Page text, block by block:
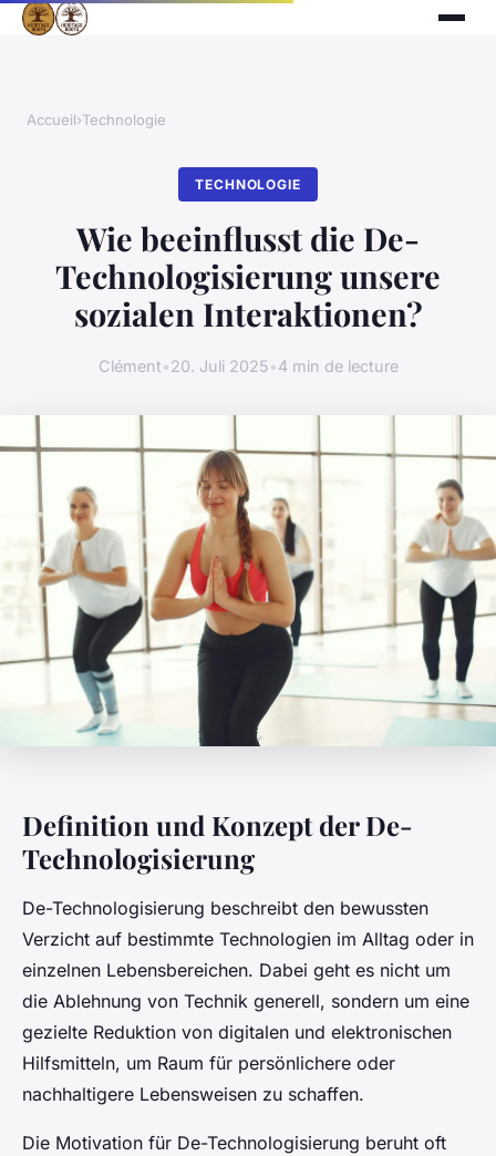
Accueil›Technologie
TECHNOLOGIE
Wie beeinflusst die De-
Technologisierung unsere
sozialen Interaktionen?
Clément•20. Juli 2025•4 min de lecture
Definition und Konzept der De-
Technologisierung
De-Technologisierung beschreibt den bewussten
Verzicht auf bestimmte Technologien im Alltag oder in
einzelnen Lebensbereichen. Dabei geht es nicht um
die Ablehnung von Technik generell, sondern um eine
gezielte Reduktion von digitalen und elektronischen
Hilfsmitteln, um Raum für persönlichere oder
nachhaltigere Lebensweisen zu schaffen.
Die Motivation für De-Technologisierung beruht oft